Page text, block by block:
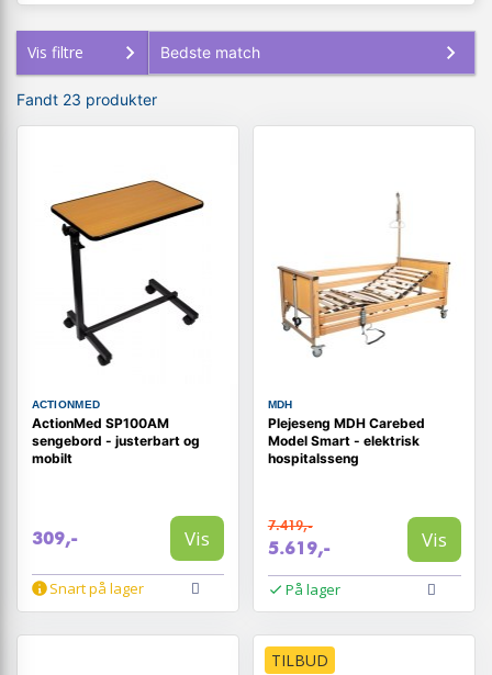
Vis filtre
Fandt 23 produkter
ACTIONMED
ActionMed SP100AM
sengebord - justerbart og
mobilt
309,- Vis
Snart på lager
MDH
Plejeseng MDH Carebed
Model Smart - elektrisk
hospitalsseng
7.419,-
5.619,- Vis
På lager
TILBUD